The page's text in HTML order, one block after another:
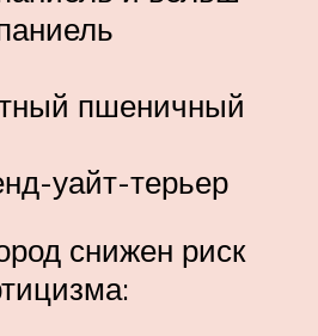
пшеничный
уайт-терьер
снижен риск